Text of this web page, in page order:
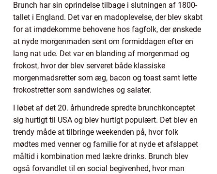
Brunch har sin oprindelse tilbage i slutningen af 1800-
tallet i England. Det var en madoplevelse, der blev skabt
for at imødekomme behovene hos fagfolk, der ønskede
at nyde morgenmaden sent om formiddagen efter en
lang nat ude. Det var en blanding af morgenmad og
frokost, hvor der blev serveret både klassiske
morgenmadsretter som æg, bacon og toast samt lette
frokostretter som sandwiches og salater.
I løbet af det 20. århundrede spredte brunchkonceptet
sig hurtigt til USA og blev hurtigt populært. Det blev en
trendy måde at tilbringe weekenden på, hvor folk
mødtes med venner og familie for at nyde et afslappet
måltid i kombination med lækre drinks. Brunch blev
også forvandlet til en social begivenhed, hvor man